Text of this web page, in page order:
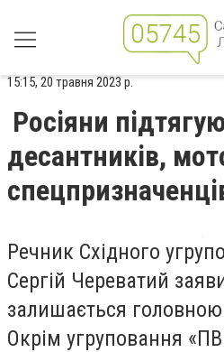
15:15, 20 травня 2023 р.
Росіяни
десантників,
Речник Східного
Сергій Череватий
залишається
Окрім угруповання